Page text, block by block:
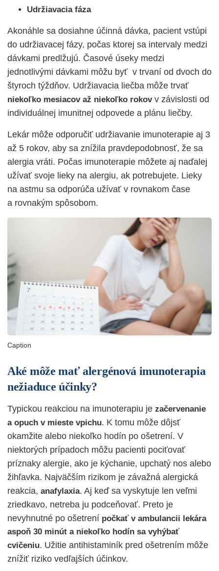
Udržiavacia fáza
Akonáhle sa dosiahne účinná dávka, pacient vstúpi
do udržiavacej fázy, počas ktorej sa intervaly medzi
dávkami predlžujú. Časové úseky medzi
jednotlivými dávkami môžu byť v trvaní od dvoch do
štyroch týždňov. Udržiavacia liečba môže trvať
niekoľko mesiacov až niekoľko rokovv závislosti od
individuálnej imunitnej odpovede a plánu liečby.
Lekár môže odporučiť udržiavanie imunoterapie aj 3
až 5 rokov, aby sa znížila pravdepodobnosť, že sa
alergia vráti. Počas imunoterapie môžete aj naďalej
užívať svoje lieky na alergiu, ak potrebujete. Lieky
na astmu sa odporúča užívať v rovnakom čase
a rovnakým spôsobom.
Caption
Aké môže mať alergénová imunoterapia
nežiaduce účinky?
Typickou reakciou na imunoterapiu je začervenanie
a opuch v mieste vpichu. K tomu môže dôjsť
okamžite alebo niekoľko hodín po ošetrení. V
niektorých prípadoch môžu pacienti pociťovať
príznaky alergie, ako je kýchanie, upchatý nos alebo
žihľavka. Najväčším rizikom je závažná alergická
reakcia, anafylaxia. Aj keď sa vyskytuje len veľmi
zriedkavo, netreba ju podceňovať. Preto je
nevyhnutné po ošetrení počkať v ambulancii lekára
aspoň 30 minút a niekoľko hodín sa vyhýbať
cvičeniu. Užitie antihistaminík pred ošetrením môže
znížiť riziko vedľajších účinkov.